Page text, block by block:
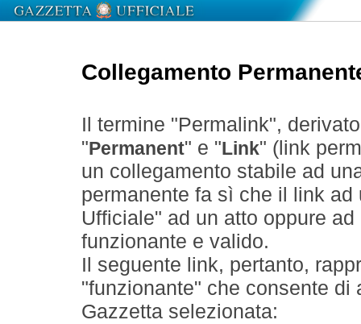
Collegamento
Il termine "Permalink",
" Permanent" e " Link" (link
un collegamento stabile ad
permanente fa sì che il link
Ufficiale" ad un atto oppure
funzionante e valido.
Il seguente link, pertanto,
"funzionante" che consente
Gazzetta selezionata: